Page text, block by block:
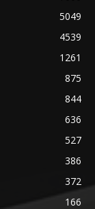
5049
4539
1261
875
844
636
527
386
372
166